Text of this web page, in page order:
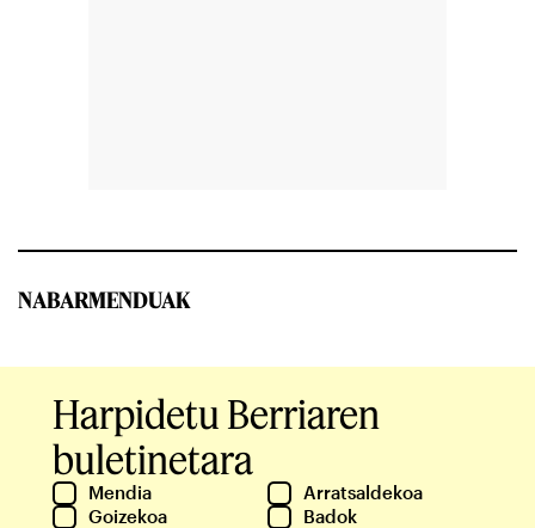
NABARMENDUAK
Harpidetu Berriaren
buletinetara
Mendia
Arratsaldekoa
Goizekoa
Badok